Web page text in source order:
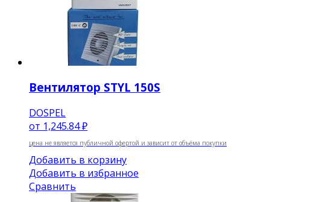
Вентилятор STYL 150S
DOSPEL
от 1,245.84 ₽
цена не является публичной офертой и зависит от объёма покупки
Добавить в корзину
Добавить в избранное
Сравнить